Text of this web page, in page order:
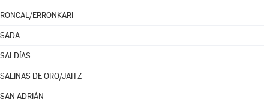
RONCAL/ERRONKARI
SADA
SALDÍAS
SALINAS DE ORO/JAITZ
SAN ADRIÁN